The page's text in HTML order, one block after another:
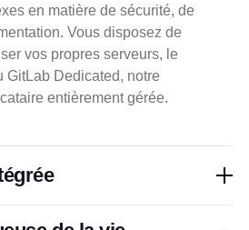
en matière de sécurité, de
Vous disposez de
vos propres serveurs, le
GitLab Dedicated, notre
entièrement gérée.